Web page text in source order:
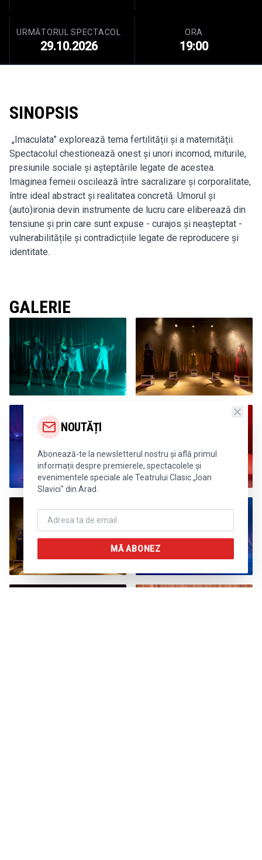
URMĂTORUL SPECTACOL
29.10.2026
ORA
19:00
SINOPSIS
„Imaculata” explorează tema fertilității și a maternității.
Spectacolul chestionează onest și unori incomod, miturile,
presiunile sociale și așteptările legate de acestea.
Imaginea femeii oscilează între sacralizare și corporalitate,
între ideal abstract și realitatea concretă. Umorul și
(auto)ironia devin instrumente de lucru care eliberează din
tensiune și prin care sunt expuse - curajos și neașteptat -
vulnerabilitățile și contradicțiile legate de reproducere și
identitate.
GALERIE
NOUTĂȚI
Abonează-te la newsletterul nostru și află primul
informații despre premierele, spectacolele și
evenimentele speciale ale Teatrului Clasic „Ioan
Slavici" din Arad.
MĂ ABONEZ